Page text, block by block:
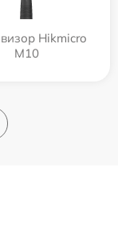
Hikmicro
M10